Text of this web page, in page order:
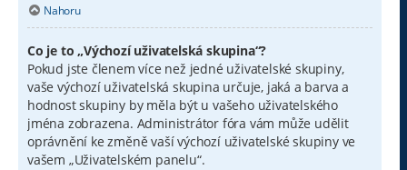
Nahoru
Co je to „Výchozí uživatelská skupina“?
Pokud jste členem více než jedné uživatelské skupiny,
vaše výchozí uživatelská skupina určuje, jaká a barva a
hodnost skupiny by měla být u vašeho uživatelského
jména zobrazena. Administrátor fóra vám může udělit
oprávnění ke změně vaší výchozí uživatelské skupiny ve
vašem „Uživatelském panelu“.